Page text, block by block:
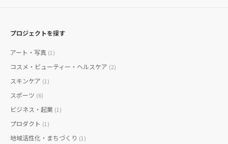
プロジェクトを探す
アート・写真 (1)
コスメ・ビューティー・ヘルスケア (2)
スキンケア (1)
スポーツ (6)
ビジネス・起業 (1)
プロダクト (1)
地域活性化・まちづくり (1)